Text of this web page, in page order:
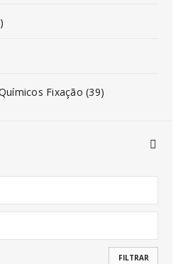
Fixação (39)
FILTRAR